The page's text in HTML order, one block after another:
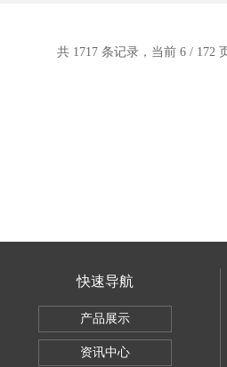
共 1717 条记录，当前 6 / 172
KZ-SSBC-500
子万能试验机5KG
快速导航
产品展示
资讯中心